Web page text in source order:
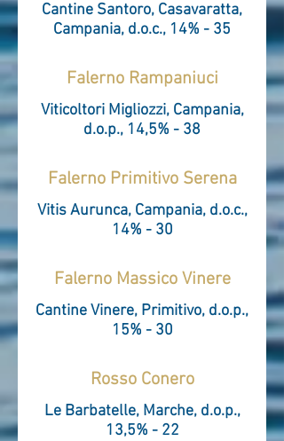
Cantine Santoro, Casavaratta,
Campania, d.o.c., 14% - 35
Falerno Rampaniuci
Viticoltori Migliozzi, Campania,
d.o.p., 14,5% - 38
Falerno Primitivo Serena
Vitis Aurunca, Campania, d.o.c.,
14% - 30
Falerno Massico Vinere
Cantine Vinere, Primitivo, d.o.p.,
15% - 30
Rosso Conero
Le Barbatelle, Marche, d.o.p.,
13,5% - 22